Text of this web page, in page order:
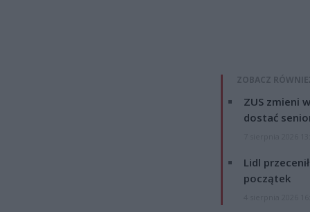
ZOBACZ
ZUS zmieni
dostać
Lidl
początek